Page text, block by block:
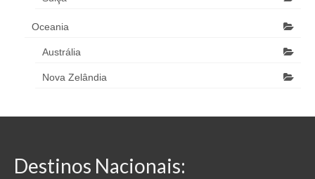
Oceania
Austrália
Nova Zelândia
Destinos Nacionais: